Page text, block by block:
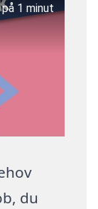
1 minut
du